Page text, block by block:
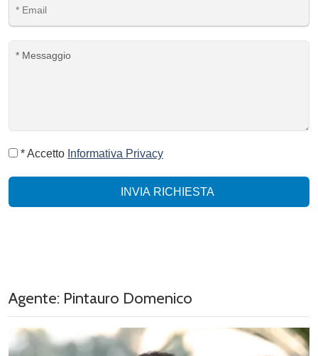
* Accetto Informativa Privacy
INVIA RICHIESTA
Agente: Pintauro Domenico